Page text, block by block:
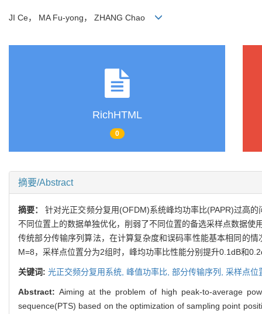
JI Ce， MA Fu-yong， ZHANG Chao
RichHTML
0
摘要/Abstract
摘要：针对光正交频分复用(OFDM)系统峰均功率比(PAPR)过高
不同位置上的数据单独优化，削弱了不同位置的备选采样点数据
传统部分传输序列算法，在计算复杂度和误码率性能基本相同的
M=8，采样点位置分为2组时，峰均功率比性能分别提升0.1dB和
关键词: 光正交频分复用系统, 峰值功率比, 部分传输序列, 采样点位
Abstract:Aiming at the problem of high peak-to-average
sequence(PTS) based on the optimization of sampling point